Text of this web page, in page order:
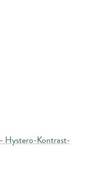
Hystero-Kontrast-